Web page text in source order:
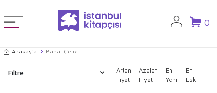
0
Anasayfa Bahar Çelik
Filtre
Artan
Fiyat
Azalan
Fiyat
En
Yeni
En
Eski